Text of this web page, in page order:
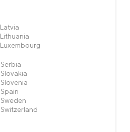
Latvia
Lithuania
Luxembourg
Serbia
Slovakia
Slovenia
Spain
Sweden
Switzerland